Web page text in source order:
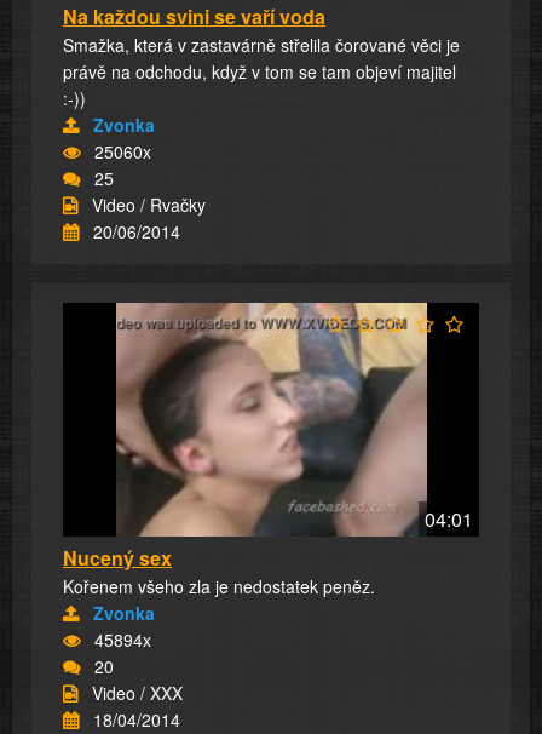
Na každou svini se vaří voda
Smažka, která v zastavárně střelila čorované věci je
právě na odchodu, když v tom se tam objeví majitel
:-))
Zvonka
25060x
25
Video / Rvačky
20/06/2014
04:01
Nucený sex
Kořenem všeho zla je nedostatek peněz.
Zvonka
45894x
20
Video / XXX
18/04/2014